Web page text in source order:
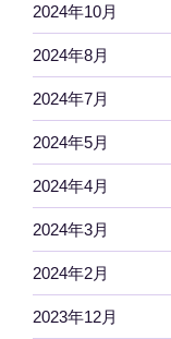
2024年10月
2024年8月
2024年7月
2024年5月
2024年4月
2024年3月
2024年2月
2023年12月